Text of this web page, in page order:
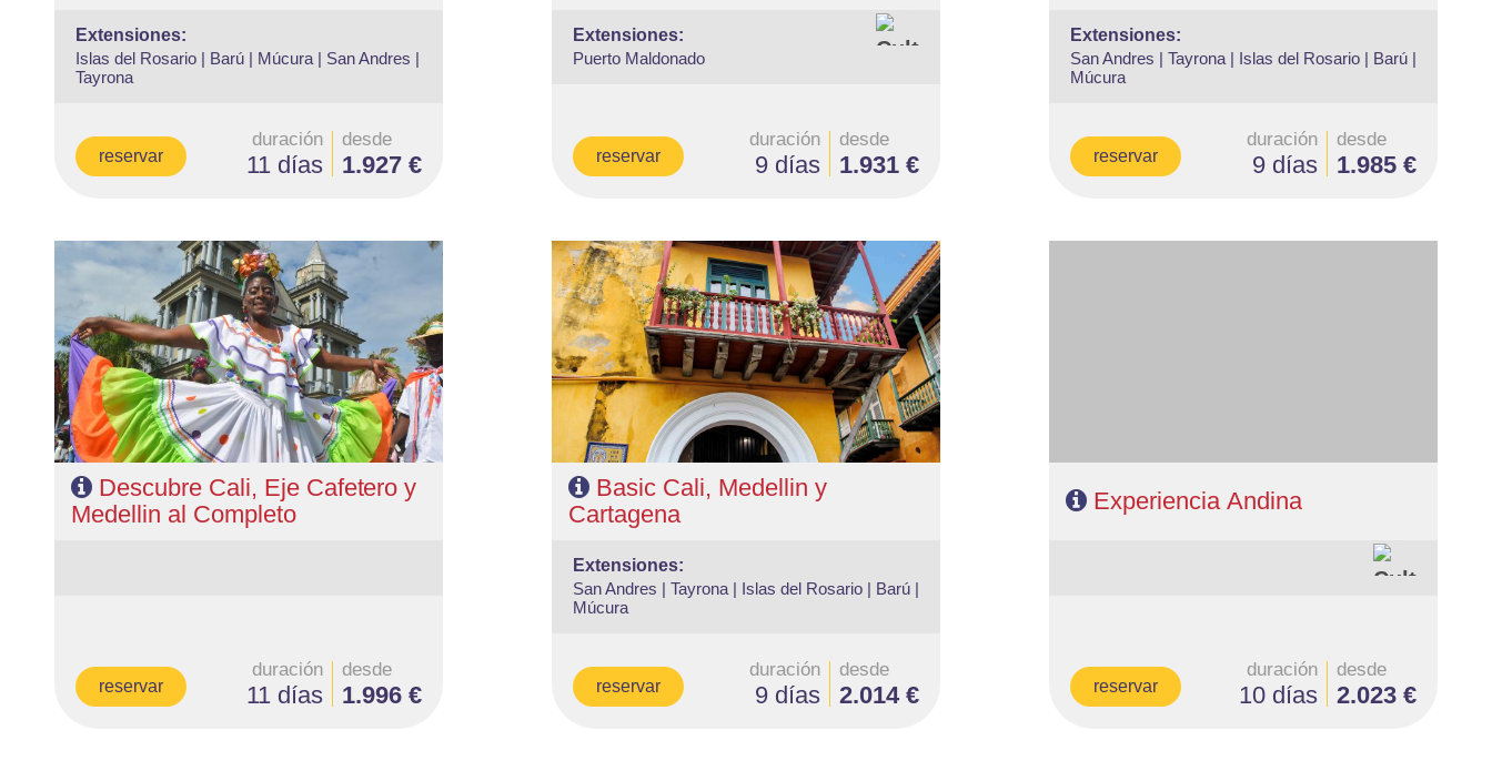
extensiones:
Islas del Rosario | Barú | Múcura | San Andres |
Tayrona
reservar
duración
11 días
desde
1.927 €
extensiones:
Puerto Maldonado
reservar
duración
9 días
desde
1.931 €
extensiones:
San Andres | Tayrona | Islas del Rosario | Barú |
Múcura
reservar
duración
9 días
desde
1.985 €
- Salidas: Diarias
- Ruta: 3 noches Cali, 3 noches zona Cafetera y 3
noches Medellin (ampliables)
- Categoría hotelera: Varias
- Régimen: Según programa
Descubre Cali, Eje Cafetero y
Medellin al Completo
reservar
duración
11 días
desde
1.996 €
- Salidas: Diarias
- Ruta: 2 noches Cali, 2 noches Medellin y 3 noches
Cartagena (ampliables)
- Categoría hotelera: Libre elección
- Régimen: Alojamiento y Desayuno
Basic Cali, Medellin y
Cartagena
extensiones:
San Andres | Tayrona | Islas del Rosario | Barú |
Múcura
reservar
duración
9 días
desde
2.014 €
Experiencia Andina
reservar
duración
10 días
desde
2.023 €